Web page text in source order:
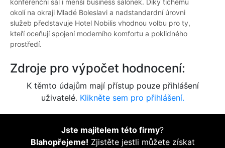
konferenční sál i menší business salonek. Díky tichému
okolí na okraji Mladé Boleslavi a nadstandardní úrovni
služeb představuje Hotel Nobilis vhodnou volbu pro ty,
kteří oceňují spojení moderního komfortu a poklidného
prostředí.
Zdroje pro výpočet hodnocení:
K těmto údajům mají přístup pouze přihlášení
uživatelé. Klikněte sem pro přihlášení.
Jste majitelem této firmy?
Blahopřejeme! Zjistěte jestli můžete získat